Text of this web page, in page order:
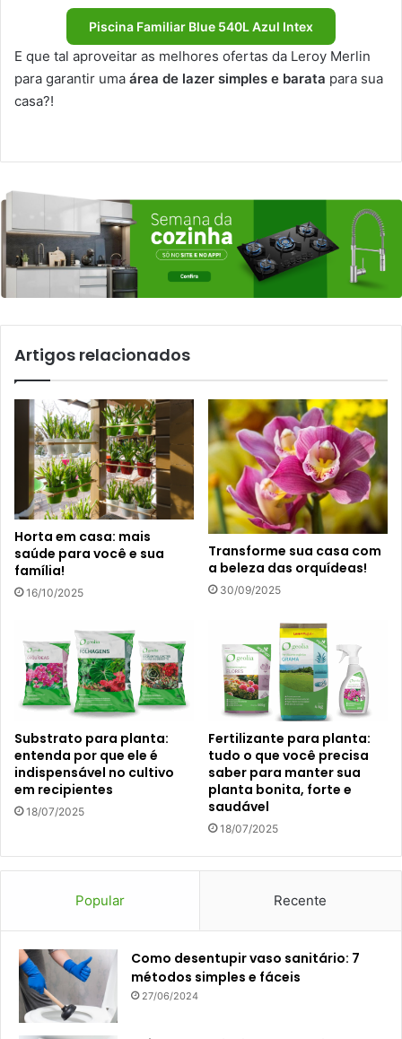
Piscina Familiar Blue 540L Azul Intex
E que tal aproveitar as melhores ofertas da Leroy Merlin
para garantir uma área de lazer simples e barata para sua
casa?!
Artigos relacionados
Horta em casa: mais
saúde para você e sua
família!
16/10/2025
Transforme sua casa com
a beleza das orquídeas!
30/09/2025
Substrato para planta:
entenda por que ele é
indispensável no cultivo
em recipientes
18/07/2025
Fertilizante para planta:
tudo o que você precisa
saber para manter sua
planta bonita, forte e
saudável
18/07/2025
Popular Recente
Como desentupir vaso sanitário: 7
métodos simples e fáceis
27/06/2024